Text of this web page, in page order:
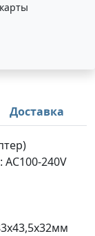
карты
Доставка
240V